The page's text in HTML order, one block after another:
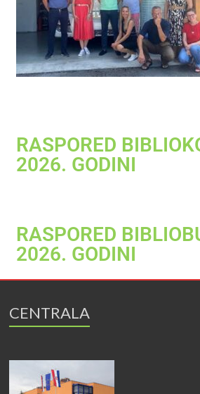
RASPORED
2026. GODINI
RASPORED
2026. GODINI
CENTRALA